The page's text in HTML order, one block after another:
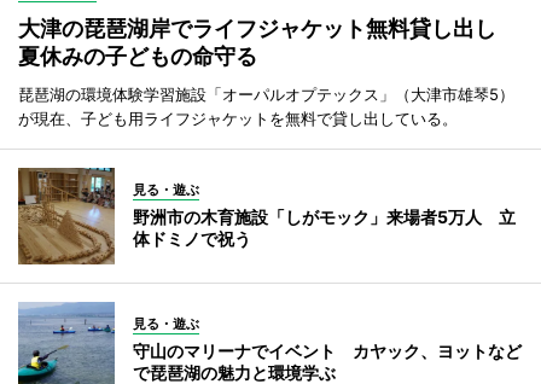
大津の琵琶湖岸でライフジャケット無料貸し出し
夏休みの子どもの命守る
琵琶湖の環境体験学習施設「オーパルオプテックス」（大津市雄琴5）
が現在、子ども用ライフジャケットを無料で貸し出している。
見る・遊ぶ
野洲市の木育施設「しがモック」来場者5万人 立
体ドミノで祝う
見る・遊ぶ
守山のマリーナでイベント カヤック、ヨットなど
で琵琶湖の魅力と環境学ぶ